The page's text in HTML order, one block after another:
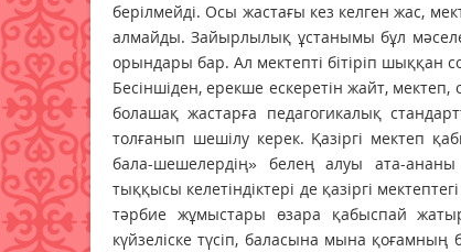
берілмейді. Осы жастағы кез келген жас,
алмайды. Зайырлылық ұстанымы бұл
орындары бар. Ал мектепті бітіріп шыққан
Бесіншіден, ерекше ескеретін жайт,
болашақ жастарға педагогикалық
толғанып шешілу керек. Қазіргі мектеп
бала-шешелердің» белең алуы ата-
тыққысы келетіндіктері де қазіргі
тәрбие жұмыстары өзара қабыспай
күйзеліске түсіп, баласына мына